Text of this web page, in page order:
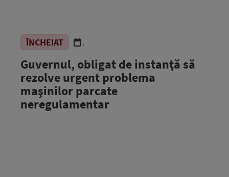
ÎNCHEIAT .
Guvernul, obligat de instanţă să
rezolve urgent problema
maşinilor parcate
neregulamentar